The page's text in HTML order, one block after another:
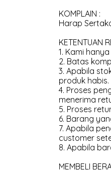
KOMPLAIN :
Harap
KETENTUAN
1. Kami
2. Batas
3. Apabila
produk habis.
4. Proses
menerima
5. Proses
6. Barang
7. Apabila
customer
8. Apabila
MEMBELI